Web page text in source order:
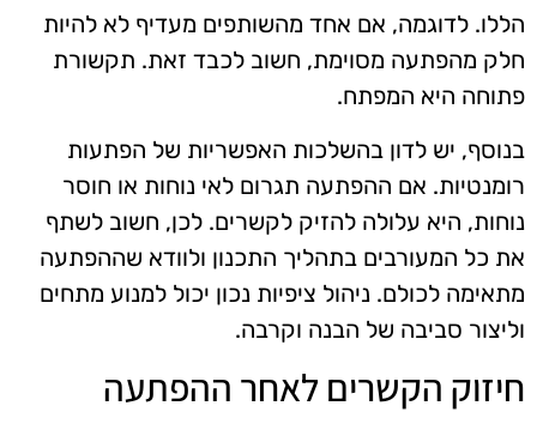
הללו. לדוגמה, אם אחד מהשותפים מעדיף לא להיות
חלק מהפתעה מסוימת, חשוב לכבד זאת. תקשורת
פתוחה היא המפתח.
בנוסף, יש לדון בהשלכות האפשריות של הפתעות
רומנטיות. אם ההפתעה תגרום לאי נוחות או חוסר
נוחות, היא עלולה להזיק לקשרים. לכן, חשוב לשתף
את כל המעורבים בתהליך התכנון ולוודא שההפתעה
מתאימה לכולם. ניהול ציפיות נכון יכול למנוע מתחים
וליצור סביבה של הבנה וקרבה.
חיזוק הקשרים לאחר ההפתעה